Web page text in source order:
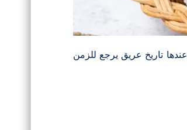
عندها تاريخ عريق يرجع للزمن